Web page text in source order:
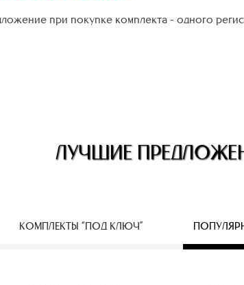
при покупке комплекта - одного
ЛУЧШИЕ
КОМПЛЕКТЫ “ПОД КЛЮЧ”